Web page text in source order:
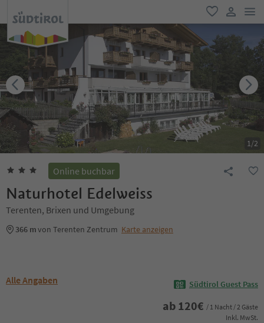
favorit
user link
1/2
Online buchbar
Naturhotel Edelweiss
Terenten, Brixen und Umgebung
366 mvon Terenten Zentrum Karte anzeigen
Alle Angaben Südtirol Guest Pass
ab 120€ / 1 Nacht / 2 Gäste
Inkl. MwSt.